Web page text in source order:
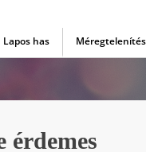
Lapos has Méregtelenítés
érdemes